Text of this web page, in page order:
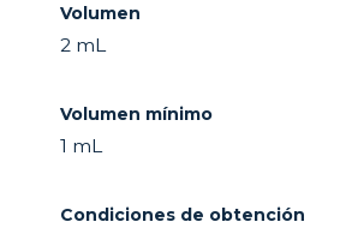
Volumen
2 mL
Volumen mínimo
1 mL
Condiciones de obtención